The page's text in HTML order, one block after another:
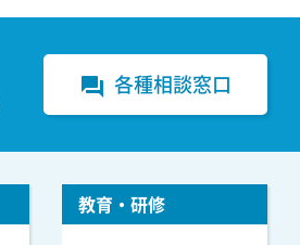
forum 各種相談窓口
教育・研修